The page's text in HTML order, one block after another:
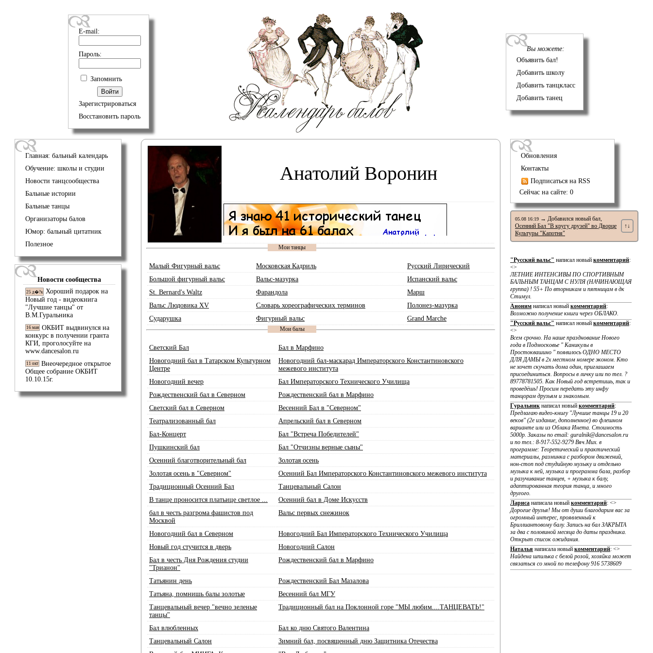
E-mail:
Пароль:
Запомнить
Зарегистрироваться
Восстановить пароль
Вы можете:
Объявить бал!
Добавить школу
Добавить танцкласс
Добавить танец
Главная: бальный календарь
Обучение: школы и студии
Новости танцсообщества
Бальные истории
Бальные танцы
Организаторы балов
Юмор: бальный цитатник
Полезное
Новости сообщества
25 д�?к Хороший подарок на
Новый год - видеокнига
"Лучшие танцы" от
В.М.Гуральника
16 мая ОКБИТ выдвинулся на
конкурс в получении гранта
КГИ, проголосуйте на
www.dancesalon.ru
11 окт Внеочередное открытое
Общее собрание ОКБИТ
10.10.15г.
Анатолий Воронин
Мои танцы
Малый Фигурный вальс Московская Кадриль
Русский Лирический
Большой фигурный вальс
Вальс-мазурка
Испанский вальс
St. Bernard's Waltz
Фарандола
Марш
Вальс Людовика XV
Словарь хореографических терминов
Полонез-мазурка
Сударушка
Фигурный вальс Grand Marche
Мои балы
Светский Бал
Бал в Марфино
Новогодний бал в Татарском Культурном
Центре
Новогодний бал-маскарад Императорского Константиновского
межевого института
Новогодний вечер
Бал Императорского Технического Училища
Рождественский бал в Северном
Рождественский бал в Марфино
Светский бал в Северном
Весенний Бал в "Северном"
Театрализованный бал
Апрельский бал в Северном
Бал-Концерт
Бал "Встреча Победителей"
Пушкинский бал
Бал "Отчизны верные сыны"
Осенний благотворительный бал
Золотая осень
Золотая осень в "Северном"
Осенний Бал Императорского Константиновского межевого института
Традиционный Осенний Бал
Танцевальный Салон
В танце проносится платьице светлое ...
Осенний бал в Доме Искусств
бал в честь разгрома фашистов под
Москвой
Вальс первых снежинок
Новогодний бал в Северном
Новогодний Бал Императорского Технического Училища
Новый год стучится в дверь
Новогодний Салон
Бал в честь Дня Рождения студии
"Трианон"
Рождественский бал в Марфино
Татьянин день
Рождественский Бал Мазалова
Татьяна, помнишь балы золотые
Весенний бал МГУ
Танцевальный вечер "вечно зеленые
танцы"
Традиционный бал на Поклонной горе "МЫ любим....ТАНЦЕВАТЬ!"
Бал влюбленных
Бал ко дню Святого Валентина
Танцевальный Салон
Зимний бал, посвященный дню Защитника Отечества
Обновления
Контакты
Подписаться на RSS
Сейчас на сайте: 0
05.08 16:19 → Добавился новый бал,
Осенний Бал "В кругу друзей" во Дворце
Культуры "Капотня"
↑↓
"Русский вальс" написал новый комментарий:
<>
ЛЕТНИЕ ИНТЕНСИВЫ ПО CПОРТИВНЫМ
БАЛЬНЫМ ТАНЦАМ С НУЛЯ (НАЧИНАЮЩАЯ
группа) ! 55+ По вторникам и пятницам в дк
Стимул.
Аноним написал новый комментарий:
Возможно получение книги через ОБЛАКО.
"Русский вальс" написал новый комментарий:
<>
Всем срочно. На наше празднование Нового
года в Подмосковье " Каникулы в
Простоквашино " появилось ОДНО МЕСТО
ДЛЯ ДАМЫ в 2х местном номере эконом. Кто
не хочет скучать дома один, приглашаем
присоединиться. Вопросы в личку или по тел. ?
89778781505. Как Новый год встретишь, так и
проведёшь! Просим передать эту инфу
танцорам друзьям и знакомым.
Гуральник написал новый комментарий:
Предлагаю видео-книгу "Лучшие танцы 19 и 20
веков" (2е издание, дополненное) во флешном
варианте или из Облака Инета. Стоимость
5000р. Заказы по email: guralnik@dancesalon.ru
и по тел.: 8-917-552-9279 Вяч.Мих. в
программе: Теоретический и практический
материалы, разминка с разбором движений,
нон-стоп под студийную музыку и отдельно
музыка к ней, музыка и программа бала, разбор
и разучивание танцев, + музыка к балу,
адаптированная теория танца, и много
другого.
Лариса написала новый комментарий: <>
Дорогие друзья! Мы от души благодарим вас за
огромный интерес, проявленный к
Бриллиантовому балу. Запись на бал ЗАКРЫТА
за два с половиной месяца до даты праздника.
Открыт список ожидания.
Наталья написала новый комментарий: <>
Найдена шпилька с белой розой, хозяйка может
связаться со мной по телефону 916 5738609